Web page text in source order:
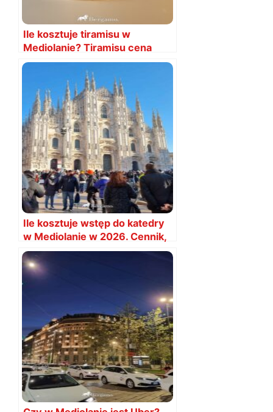
Ile kosztuje tiramisu w
Mediolanie? Tiramisu cena
Ile kosztuje wstęp do katedry
w Mediolanie w 2026. Cennik,
bilety i ceny